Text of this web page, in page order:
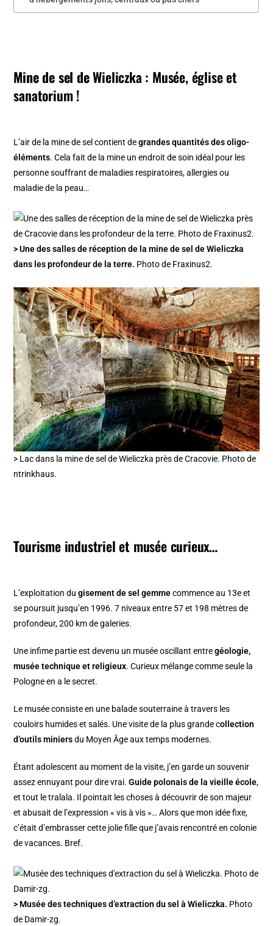
Mine de sel deWieliczka : Musée, église et
sanatorium !
L’air de la mine de sel contient degrandes quantités des oligo-
éléments. Cela fait de la mine un endroit de soin idéal pour les
personne souffrant de maladies respiratoires, allergies ou
maladie de la peau…
> Une des salles de réception de la mine de sel de Wieliczka
dans les profondeur de la terre. Photo de Fraxinus2.
> Lac dans la mine de sel de Wieliczka près de Cracovie. Photo de
ntrinkhaus.
Tourisme industriel et musée curieux…
L’exploitation dugisement de sel gemmecommence au 13e et
se poursuit jusqu’en 1996. 7 niveaux entre 57 et 198 mètres de
profondeur, 200 km de galeries.
Une infime partie est devenu un musée oscillant entregéologie,
musée technique et religieux. Curieux mélange comme seule la
Pologne en a le secret.
Le musée consiste en une balade souterraine à travers les
couloirs humides et salés. Une visite de la plus grande collection
d’outils miniersdu Moyen Âge aux temps modernes.
Étant adolescent au moment de la visite, j’en garde un souvenir
assez ennuyant pour dire vrai.Guide polonais de la vieille école,
et tout le tralala. Il pointait les choses à découvrir de son majeur
et abusait de l’expression « vis à vis »… Alors que mon idée fixe,
c’était d’embrasser cette jolie fille que j’avais rencontré en colonie
de vacances. Bref.
> Musée des techniques d’extraction du sel à Wieliczka. Photo
de Damir-zg.